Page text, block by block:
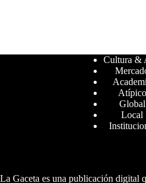
Cultura &
Atípico
Global
Local
La Gaceta es una publicación digital